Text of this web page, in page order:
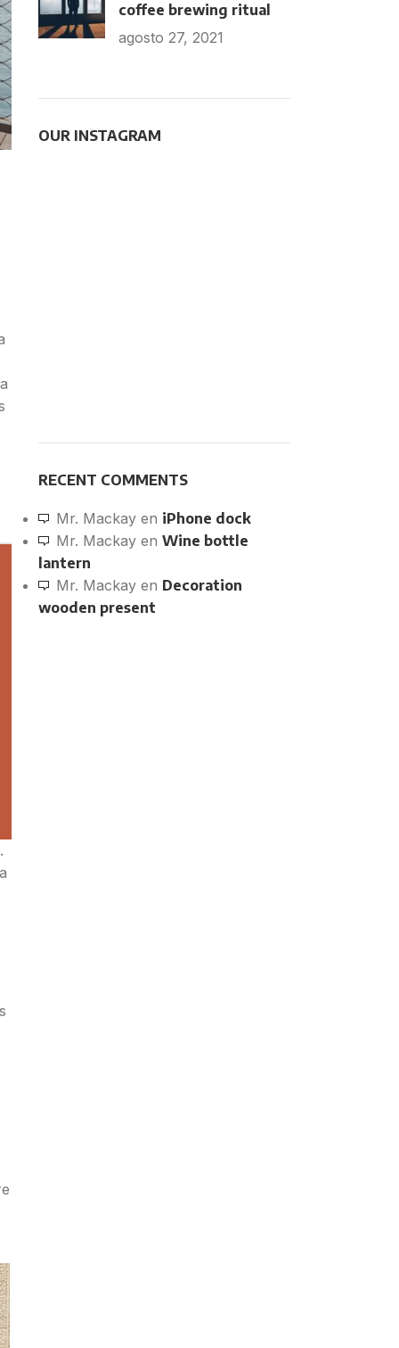
coffee brewing ritual
agosto 27, 2021
OUR INSTAGRAM
RECENT COMMENTS
Mr. Mackayen iPhone dock
Mr. Mackayen Wine bottle
lantern
Mr. Mackayen Decoration
wooden present